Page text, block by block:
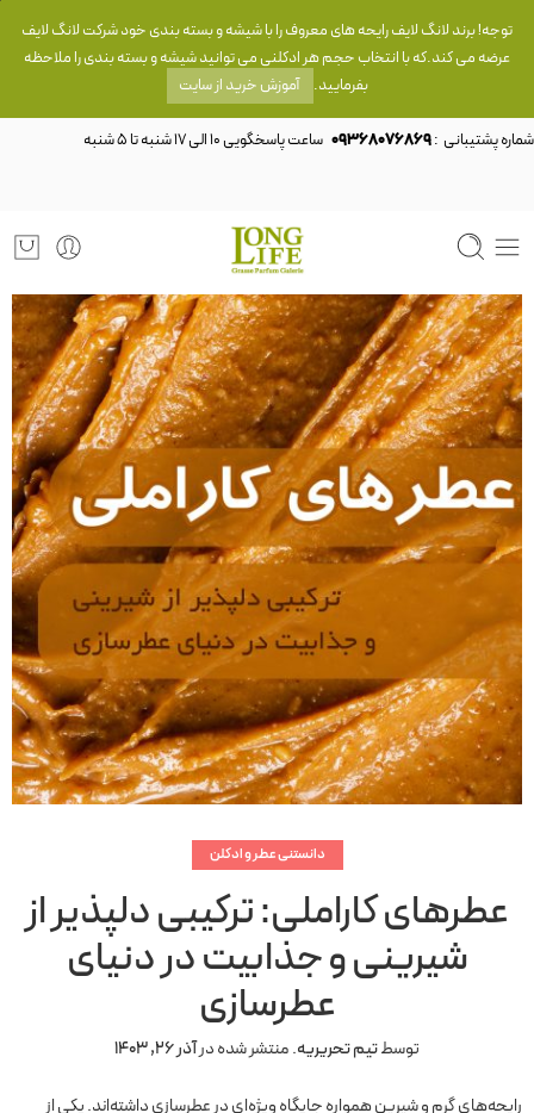
توجه! برند لانگ لایف رایحه های معروف را با شیشه و بسته بندی خود شرکت لانگ لایف
عرضه می کند.که با انتخاب حجم هر ادکلنی می توانید شیشه و بسته بندی را ملاحظه
بفرمایید. آموزش خرید از سایت
شماره پشتیبانی :09368076869
دانستنی عطر و ادکلن
عطرهای کاراملی: ترکیبی دلپذیر از
شیرینی و جذابیت در دنیای
عطرسازی
توسطتیم تحریریه.منتشر شده درآذر 26, 1403
رایحه‌های گرم و شیرین همواره جایگاه ویژه‌ای در عطرسازی داشته‌اند. یکی از